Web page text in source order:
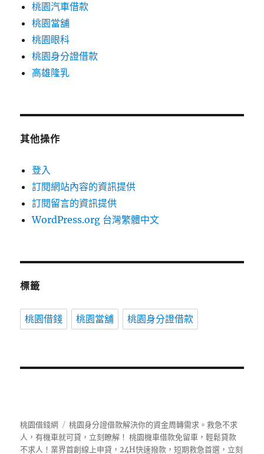
桃園汽車借款
桃園當舖
桃園眼科
桃園身分證借款
高雄隆乳
其他操作
登入
訂閱網站內容的資訊提供
訂閱留言的資訊提供
WordPress.org 台灣繁體中文
標籤
桃園借錢 桃園當舖 桃園身分證借款
桃園借錢網
桃園身分證借款解決你的資金周轉需求。救急不求
人，有機車就可貸，立刻瞭解！ 桃園機車借款免留車，輕鬆貸款
不求人！業界首創線上申貸，24H快速撥款，短期救急首選，立刻